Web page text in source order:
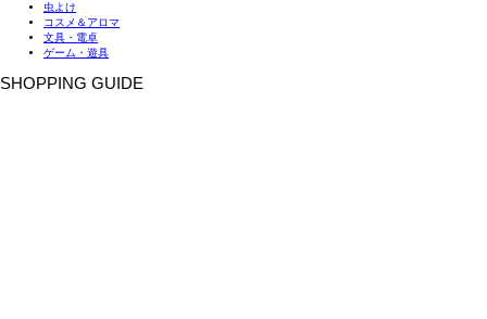
虫よけ
コスメ＆アロマ
文具・電卓
ゲーム・遊具
SHOPPING GUIDE